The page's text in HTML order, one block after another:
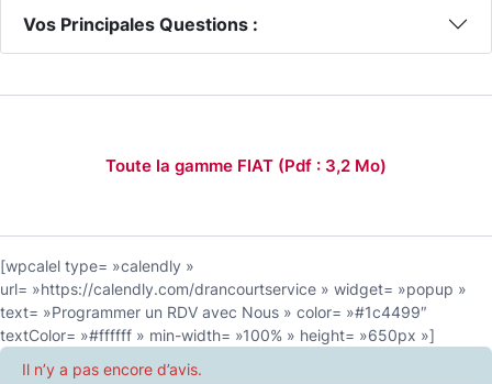
Vos Principales Questions :
Toute la gamme FIAT (Pdf : 3,2 Mo)
[wpcalel type= »calendly »
url= »https://calendly.com/drancourtservice » widget= »popup »
text= »Programmer un RDV avec Nous » color= »#1c4499″
textColor= »#ffffff » min-width= »100% » height= »650px »]
Il n’y a pas encore d’avis.